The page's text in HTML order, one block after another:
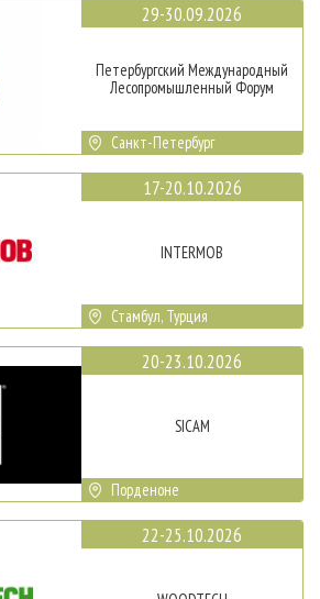
29-30.09.2026
Петербургский Международный
Лесопромышленный Форум
Санкт-Петербург
17-20.10.2026
INTERMOB
Стамбул, Турция
20-23.10.2026
SICAM
Порденоне
22-25.10.2026